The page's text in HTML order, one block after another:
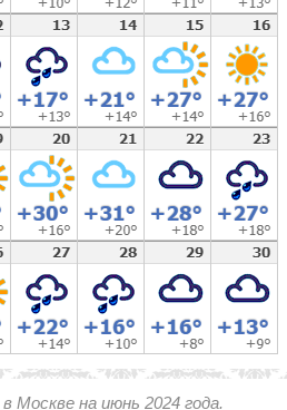
Москве на июнь 2024 года.